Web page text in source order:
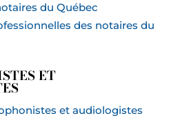
du Québec
des notaires du
ET
et audiologistes